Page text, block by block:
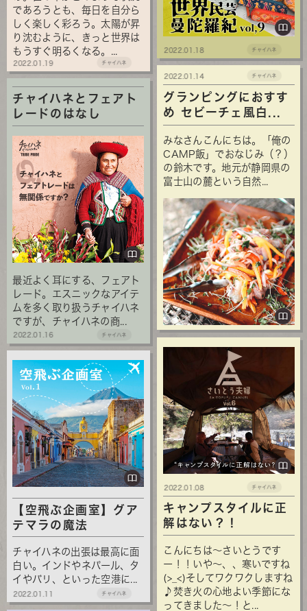
であろうとも、毎日を自分ら
しく楽しく彩ろう。太陽が昇
り沈むように、きっと世界は
もうすぐ明るくなる。...
2022.01.19 チャイハネ
2022.01.18 チャイハネ
チャイハネとフェアト
レードのはなし
最近よく耳にする、フェアト
レード。エスニックなアイテ
ムを多く取り扱うチャイハネ
ですが、チャイハネの商...
2022.01.16 チャイハネ
グランピングにおすす
め セビーチェ風白...
みなさんこんにちは。「俺の
CAMP飯」でおなじみ（？）
の鈴木です。地元が静岡県の
富士山の麓という自然...
2022.01.14 チャイハネ
【空飛ぶ企画室】グア
テマラの魔法
チャイハネの出張は最高に面
白い。インドやネパール、タ
イやバリ、といった空港に...
2022.01.11 チャイハネ
キャンプスタイルに正
解はない？！
こんにちは～さいとうです
ー！！いや～、、寒いですね
(>_<)そしてワクワクしますね
♪焚き火の心地よい季節にな
ってきました～！と...
2022.01.08 チャイハネ